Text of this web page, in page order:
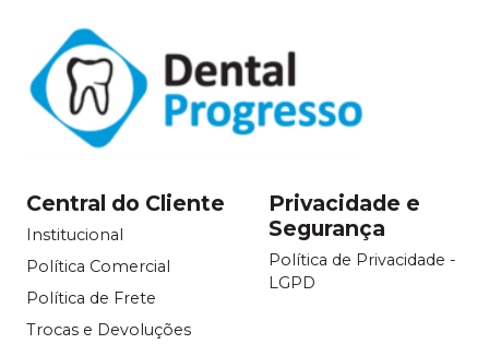
Central do Cliente
Institucional
Política Comercial
Política de Frete
Trocas e Devoluções
Privacidade e
Segurança
Política de Privacidade -
LGPD